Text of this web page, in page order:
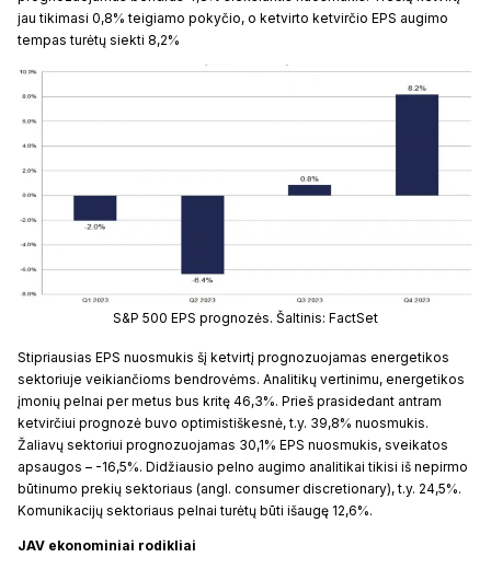
jau tikimasi 0,8% teigiamo pokyčio, o ketvirto ketvirčio EPS augimo
tempas turėtų siekti 8,2%
S&P 500 EPS prognozės. Šaltinis: FactSet
Stipriausias EPS nuosmukis šį ketvirtį prognozuojamas energetikos
sektoriuje veikiančioms bendrovėms. Analitikų vertinimu, energetikos
įmonių pelnai per metus bus kritę 46,3%. Prieš prasidedant antram
ketvirčiui prognozė buvo optimistiškesnė, t.y. 39,8% nuosmukis.
Žaliavų sektoriui prognozuojamas 30,1% EPS nuosmukis, sveikatos
apsaugos – -16,5%. Didžiausio pelno augimo analitikai tikisi iš nepirmo
būtinumo prekių sektoriaus (angl. consumer discretionary), t.y. 24,5%.
Komunikacijų sektoriaus pelnai turėtų būti išaugę 12,6%.
JAV ekonominiai rodikliai